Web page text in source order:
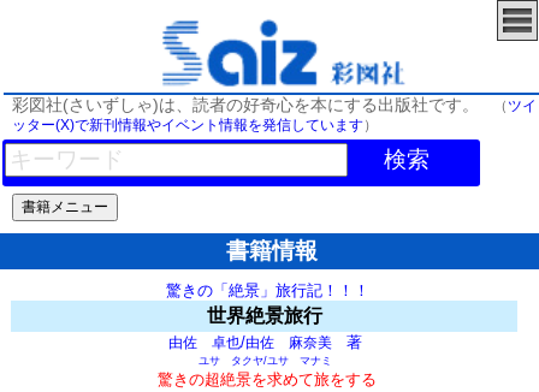
彩図社(さいずしゃ)は、読者の好奇心を本にする出版社です。 （ ツイ
ッター(X)で新刊情報やイベント情報を発信しています）
検索
書籍情報
驚きの「絶景」旅行記！！！
世界絶景旅行
由佐 卓也/由佐 麻奈美 著
ユサ タクヤ/ユサ マナミ
驚きの超絶景を求めて旅をする